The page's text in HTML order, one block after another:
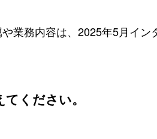
業務内容は、2025年5月イン
ください。